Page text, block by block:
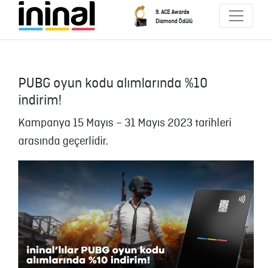
9. ACE Awards
Diamond Ödülü
PUBG oyun kodu alımlarında %10
indirim!
Kampanya 15 Mayıs – 31 Mayıs 2023 tarihleri
arasında geçerlidir.